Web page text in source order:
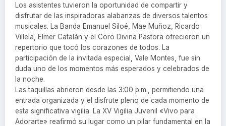
Los asistentes tuvieron la oportunidad de compartir y
disfrutar de las inspiradoras alabanzas de diversos talentos
musicales. La Banda Emanuel Siloé, Mae Muñoz, Ricardo
Villela, Elmer Catalán y el Coro Divina Pastora ofrecieron un
repertorio que tocó los corazones de todos. La
participación de la invitada especial, Vale Montes, fue sin
duda uno de los momentos más esperados y celebrados de
la noche.
Las taquillas abrieron desde las 3:00 p.m., permitiendo una
entrada organizada y el disfrute pleno de cada momento de
esta significativa vigilia. La XV Vigilia Juvenil «Vivo para
Adorarte» reafirmó su lugar como un pilar fundamental en la